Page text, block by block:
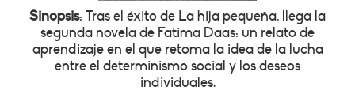
Sinopsis: Tras el éxito de La hija pequeña, llega la
segunda novela de Fatima Daas: un relato de
aprendizaje en el que retoma la idea de la lucha
entre el determinismo social y los deseos
individuales.